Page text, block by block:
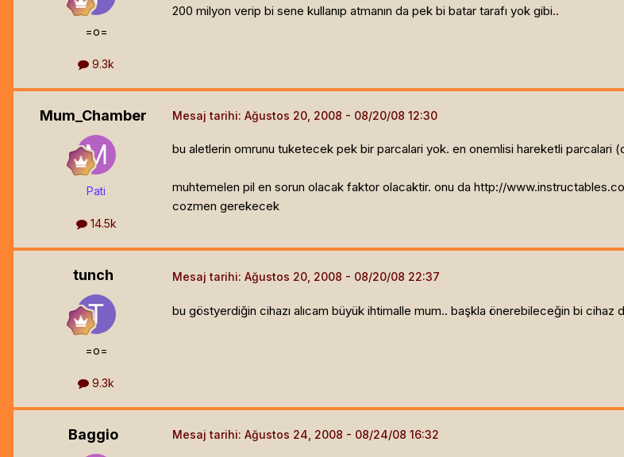
=o=
9.3k
200 milyon verip bi sene kullanıp atmanın da pek bi batar tarafı yok gibi..
Mum_Chamber
Pati
14.5k
Mesaj tarihi: Ağustos 20, 2008
bu aletlerin omrunu tuketecek pek bir parcalari yok. en onemlisi hareketli parcalari
muhtemelen pil en sorun olacak faktor olacaktir. onu da http://
cozmen gerekecek
tunch
=o=
9.3k
Mesaj tarihi: Ağustos 20, 2008
bu göstyerdiğin cihazı alıcam büyük ihtimalle mum.. başkla önerebileceğin bi cihaz
Baggio Mesaj tarihi: Ağustos 24, 2008